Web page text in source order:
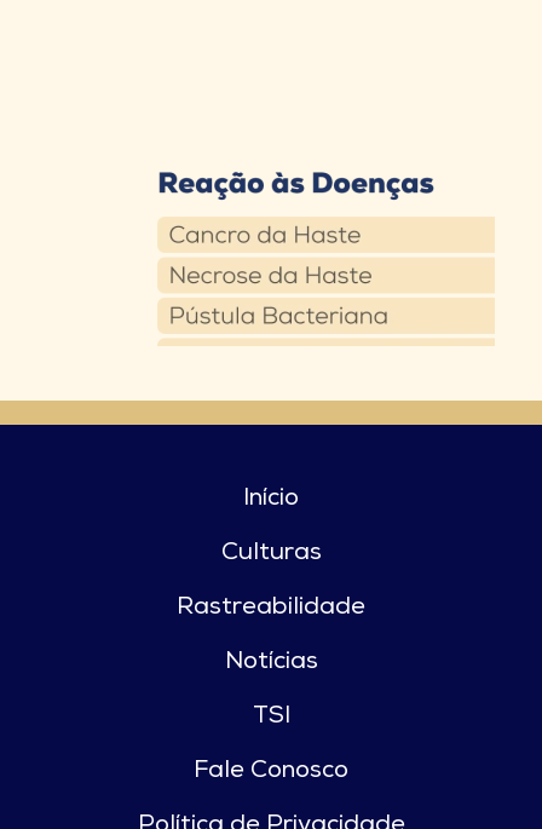
Início
Culturas
Rastreabilidade
Notícias
TSI
Fale Conosco